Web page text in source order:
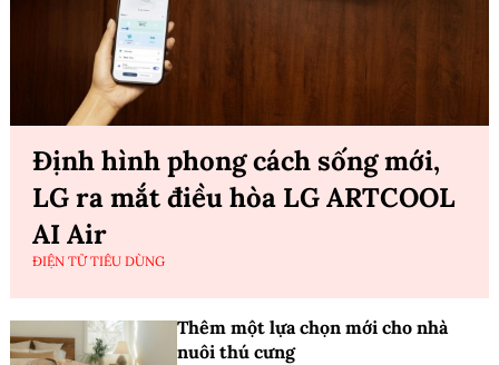
Định hình phong cách sống mới,
LG ra mắt điều hòa LG ARTCOOL
AI Air
ĐIỆN TỬ TIÊU DÙNG
Thêm một lựa chọn mới cho nhà
nuôi thú cưng